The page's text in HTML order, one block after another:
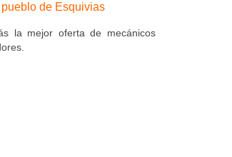
de Esquivias
la mejor oferta de mecánicos